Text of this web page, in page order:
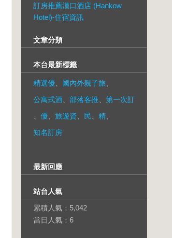
訂房推薦漢口酒店 (Hankow
Hotel)-住宿資訊
文章分類
本台最新標籤
精選優 國內外親子旅
公寓式酒
部落客推
第一次訂
優 旅遊資 民 精
知名訂房
最新回應
站台人氣
累積人氣： 5,042
當日人氣： 6